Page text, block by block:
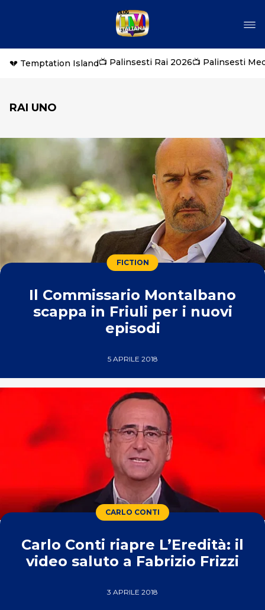
💔 Temptation Island📺 Palinsesti Rai 2026📺 Palinsesti
RAI UNO
FICTION
Il Commissario Montalbano
scappa in Friuli per i nuovi
episodi
5 APRILE 2018
CARLO CONTI
Carlo Conti riapre L’Eredità: il
video saluto a Fabrizio Frizzi
3 APRILE 2018